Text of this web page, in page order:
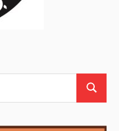
Suchen